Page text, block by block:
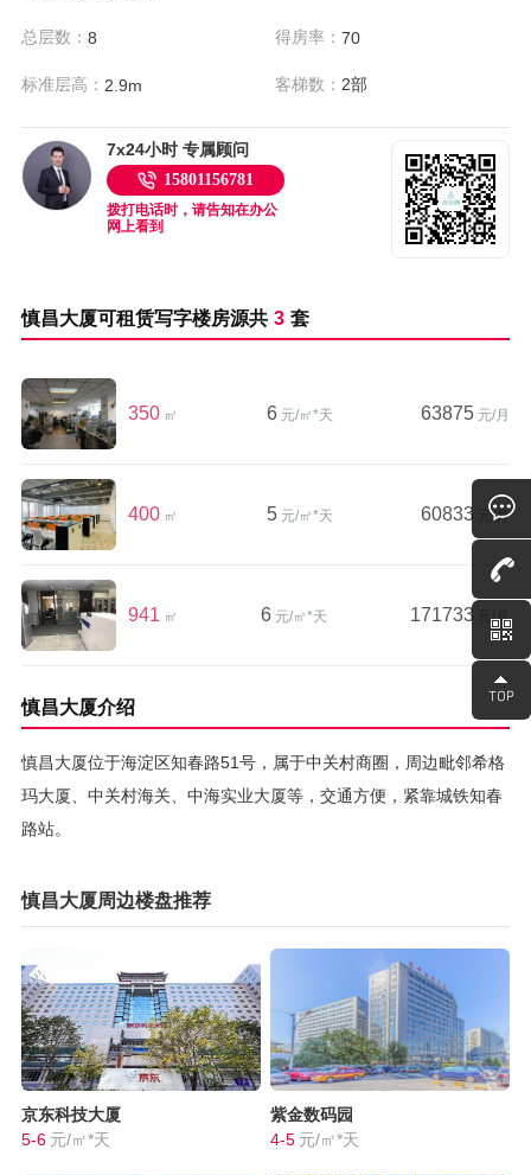
总层数： 8 得房率：70
标准层高： 2.9m 客梯数： 2部
7x24小时 专属顾问
15801156781
拨打电话时，请告知在办公
网上看到
慎昌大厦可租赁写字楼房源共 3 套
350 ㎡ 6 元/㎡*天 63875 元/月
400 ㎡ 5 元/㎡*天 60833 元/月
941 ㎡ 6 元/㎡*天 171733 元/月
慎昌大厦介绍
慎昌大厦位于海淀区知春路51号，属于中关村商圈，周边毗邻希格
玛大厦、中关村海关、中海实业大厦等，交通方便，紧靠城铁知春
路站。
慎昌大厦周边楼盘推荐
京东科技大厦
5-6 元/㎡*天
紫金数码园
4-5 元/㎡*天